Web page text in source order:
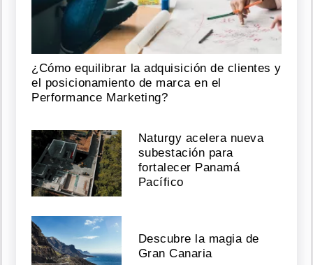
¿Cómo equilibrar la adquisición de clientes y
el posicionamiento de marca en el
Performance Marketing?
Naturgy acelera nueva
subestación para
fortalecer Panamá
Pacífico
Descubre la magia de
Gran Canaria